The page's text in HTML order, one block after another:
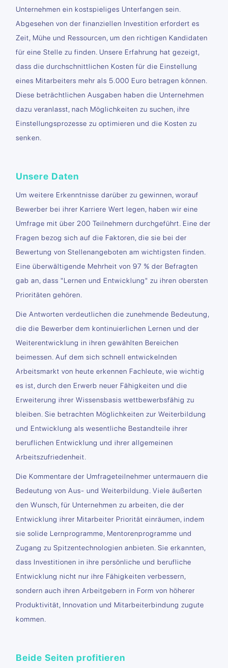
Unternehmen ein kostspieliges Unterfangen sein.
Abgesehen von der finanziellen Investition erfordert es
Zeit, Mühe und Ressourcen, um den richtigen Kandidaten
für eine Stelle zu finden. Unsere Erfahrung hat gezeigt,
dass die durchschnittlichen Kosten für die Einstellung
eines Mitarbeiters mehr als 5.000 Euro betragen können.
Diese beträchtlichen Ausgaben haben die Unternehmen
dazu veranlasst, nach Möglichkeiten zu suchen, ihre
Einstellungsprozesse zu optimieren und die Kosten zu
senken.
Unsere Daten
Um weitere Erkenntnisse darüber zu gewinnen, worauf
Bewerber bei ihrer Karriere Wert legen, haben wir eine
Umfrage mit über 200 Teilnehmern durchgeführt. Eine der
Fragen bezog sich auf die Faktoren, die sie bei der
Bewertung von Stellenangeboten am wichtigsten finden.
Eine überwältigende Mehrheit von 97 % der Befragten
gab an, dass "Lernen und Entwicklung" zu ihren obersten
Prioritäten gehören.
Die Antworten verdeutlichen die zunehmende Bedeutung,
die die Bewerber dem kontinuierlichen Lernen und der
Weiterentwicklung in ihren gewählten Bereichen
beimessen. Auf dem sich schnell entwickelnden
Arbeitsmarkt von heute erkennen Fachleute, wie wichtig
es ist, durch den Erwerb neuer Fähigkeiten und die
Erweiterung ihrer Wissensbasis wettbewerbsfähig zu
bleiben. Sie betrachten Möglichkeiten zur Weiterbildung
und Entwicklung als wesentliche Bestandteile ihrer
beruflichen Entwicklung und ihrer allgemeinen
Arbeitszufriedenheit.
Die Kommentare der Umfrageteilnehmer untermauern die
Bedeutung von Aus- und Weiterbildung. Viele äußerten
den Wunsch, für Unternehmen zu arbeiten, die der
Entwicklung ihrer Mitarbeiter Priorität einräumen, indem
sie solide Lernprogramme, Mentorenprogramme und
Zugang zu Spitzentechnologien anbieten. Sie erkannten,
dass Investitionen in ihre persönliche und berufliche
Entwicklung nicht nur ihre Fähigkeiten verbessern,
sondern auch ihren Arbeitgebern in Form von höherer
Produktivität, Innovation und Mitarbeiterbindung zugute
kommen.
Beide Seiten profitieren